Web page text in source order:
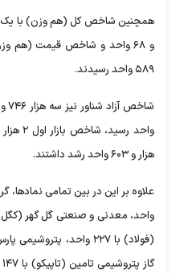
۵۸۹ واحد رسیدند.
هزار و ۶۰۳ واحد رشد داشتند.